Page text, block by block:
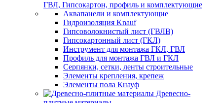
ГВЛ, Гипсокартон, профиль и комплектующие
Аквапанели и комплектующие
Гидроизоляция Knauf
Гипсоволокнистый лист (ГВЛВ)
Гипсокартонный лист (ГКЛ)
Инструмент для монтажа ГКЛ, ГВЛ
Профиль для монтажа ГВЛ и ГКЛ
Серпянки, сетки, ленты строительные
Элементы крепления, крепеж
Элементы пола Кнауф
Древесно-